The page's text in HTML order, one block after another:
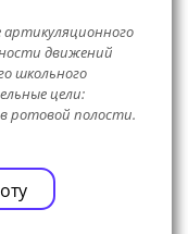
артикуляционного
движений
школьного
цели:
ротовой полости.